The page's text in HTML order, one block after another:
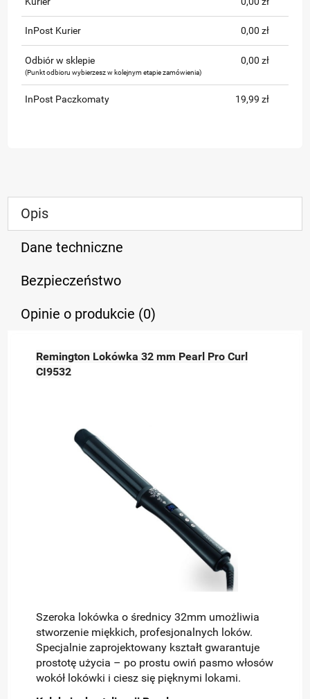
InPost Kurier 0,00 zł
Odbiór w sklepie
(Punkt odbioru wybierzesz w kolejnym etapie zamówienia)
0,00 zł
InPost Paczkomaty 19,99 zł
Opis
Dane techniczne
Bezpieczeństwo
Opinie o produkcie (0)
Remington Lokówka 32 mm Pearl Pro Curl
CI9532
Szeroka lokówka o średnicy 32mm umożliwia
stworzenie miękkich, profesjonalnych loków.
Specjalnie zaprojektowany kształt gwarantuje
prostotę użycia – po prostu owiń pasmo włosów
wokół lokówki i ciesz się pięknymi lokami.